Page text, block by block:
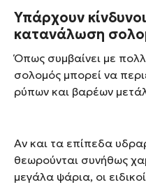
Υπάρχουν
κατανάλωση
Όπως συμβαίνει με
σολομός μπορεί να
ρύπων και βαρέων
Αν και τα επίπεδα
θεωρούνται συνήθως
μεγάλα ψάρια, οι